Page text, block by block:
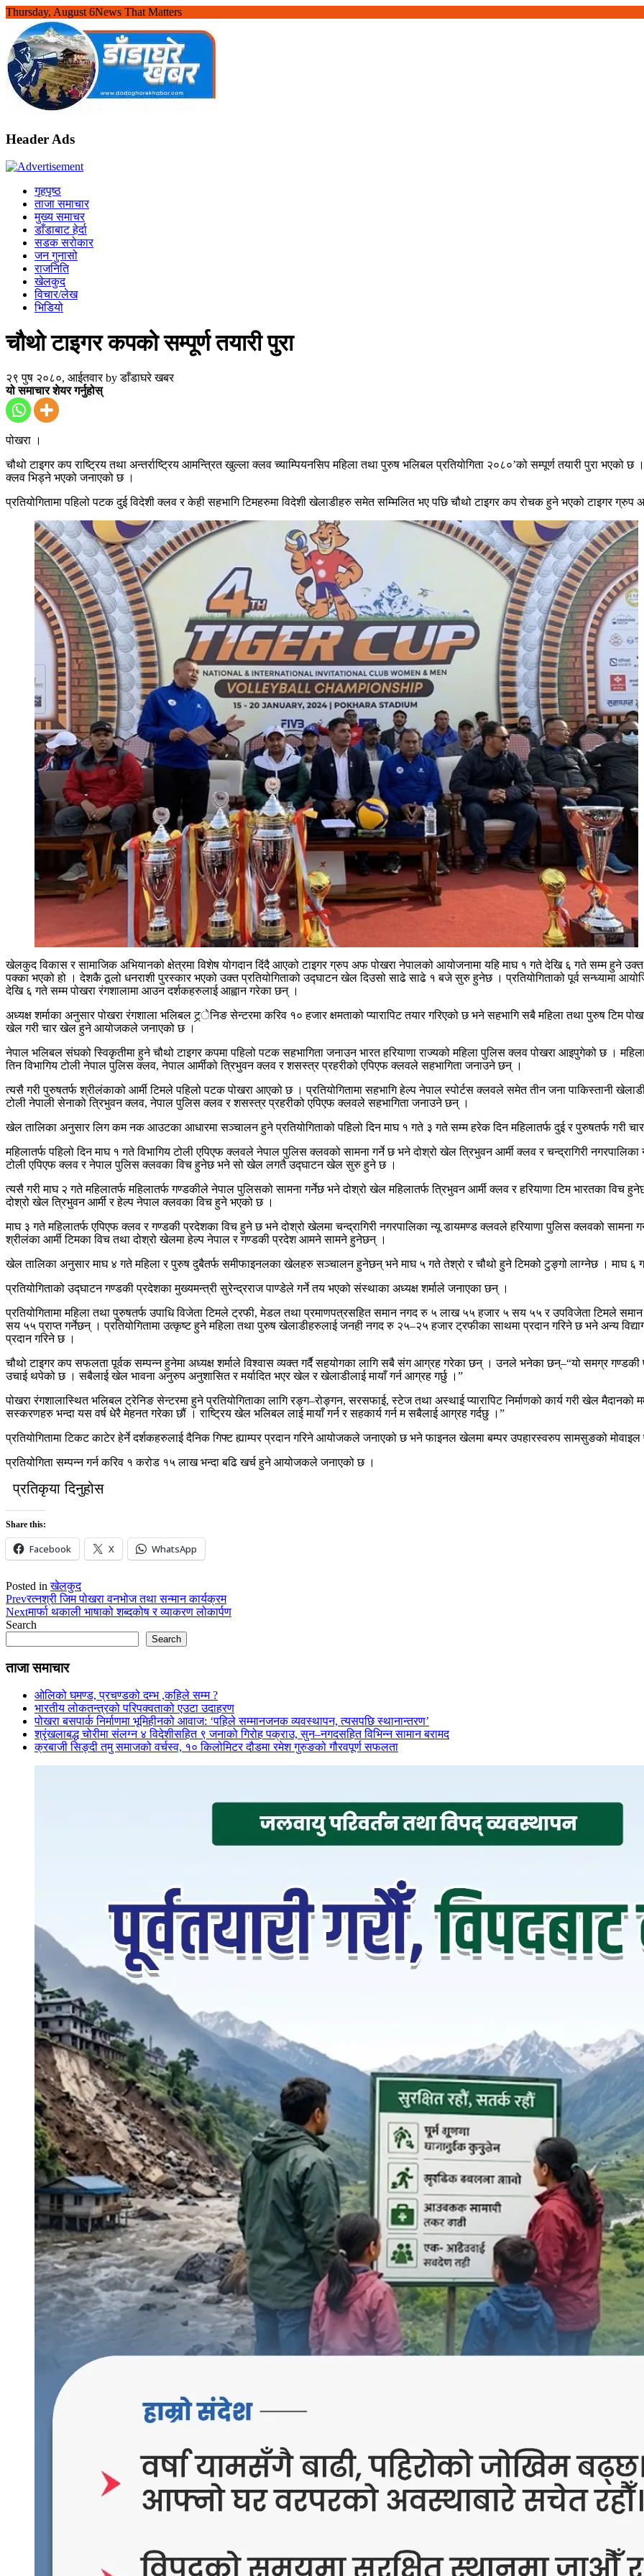
Skip
content
Thursday, August 6News That Matters
Header Ads
गृहपृष्ठ
ताजा समाचार
मुख्य समाचर
डाँडाबाट हेर्दा
सडक सरोकार
जन गुनासो
राजनिति
खेलकुद
विचार/लेख
भिडियो
चौथो टाइगर कपको सम्पूर्ण तयारी पुरा
२९ पुष २०८०, आईतवारbyडाँडाघरे खबर
यो समाचार शेयर गर्नुहोस्
पोखरा ।
चौथो टाइगर कप राष्ट्रिय तथा अन्तर्राष्ट्रिय आमन्त्रित खुल्ला क्लव च्याम्पियनसिप महिला तथा पुरुष भलिबल प्रतियोगिता २०८०’को सम्पूर्ण तयारी पुरा
क्लव भिड्ने भएको जनाएको छ ।
प्रतियोगितामा पहिलो पटक दुई विदेशी क्लव र केही सहभागि टिमहरुमा विदेशी खेलाडीहरु समेत सम्मिलित भए पछि चौथो टाइगर कप रोचक हुने भएको टाइगर ग्रुप
खेलकुद विकास र सामाजिक अभियानको क्षेत्रमा विशेष योगदान दिंदै आएको टाइगर ग्रुप अफ पोखरा नेपालको आयोजनामा यहि माघ १ गते देखि ६ गते सम्म हुने
पक्का भएको हो । देशकै ठूलो धनराशी पुरस्कार भएको उक्त प्रतियोगिताको उद्घाटन खेल दिउसो साढे साढे १ बजे सुरु हुनेछ । प्रतियोगिताको पूर्व सन्ध्यामा
देखि ६ गते सम्म पोखरा रंगशालामा आउन दर्शकहरुलाई आह्वान गरेका छन् ।
अध्यक्ष शर्माका अनुसार पोखरा रंगशाला भलिबल ट्र्ेनिङ सेन्टरमा करिव १० हजार क्षमताको प्यारापिट तयार गरिएको छ भने सहभागि सबै महिला तथा पुरुष
खेल गरी चार खेल हुने आयोजकले जनाएको छ ।
नेपाल भलिबल संघको स्विकृतीमा हुने चौथो टाइगर कपमा पहिलो पटक सहभागिता जनाउन भारत हरियाणा राज्यको महिला पुलिस क्लव पोखरा आइपुगेको छ ।
तिन विभागिय टोली नेपाल पुलिस क्लव, नेपाल आर्मीको त्रिभुवन क्लव र शसस्त्र प्रहरीको एपिएफ क्लवले सहभागिता जनाउने छन् ।
त्यसै गरी पुरुषतर्फ श्रीलंकाको आर्मी टिमले पहिलो पटक पोखरा आएको छ । प्रतियोगितामा सहभागि हेल्प नेपाल स्पोर्टस क्लवले समेत तीन जना पाकिस्तानी
टोली नेपाली सेनाको त्रिभुवन क्लव, नेपाल पुलिस क्लव र शसस्त्र प्रहरीको एपिएफ क्लवले सहभागिता जनाउने छन् ।
खेल तालिका अनुसार लिग कम नक आउटका आधारमा सञ्चालन हुने प्रतियोगिताको पहिलो दिन माघ १ गते ३ गते सम्म हरेक दिन महिलातर्फ दुई र पुरुषतर्फ गरी
महिलातर्फ पहिलो दिन माघ १ गते विभागिय टोली एपिएफ क्लवले नेपाल पुलिस क्लवको सामना गर्ने छ भने दोश्रो खेल त्रिभुवन आर्मी क्लव र चन्द्रागिरी
टोली एपिएफ क्लव र नेपाल पुलिस क्लवका विच हुनेछ भने सो खेल लगतै उद्घाटन खेल सुरु हुने छ ।
त्यसै गरी माघ २ गते महिलातर्फ महिलातर्फ गण्डकीले नेपाल पुलिसको सामना गर्नेछ भने दोश्रो खेल महिलातर्फ त्रिभुवन आर्मी क्लव र हरियाणा टिम भारतका
दोश्रो खेल त्रिभुवन आर्मी र हेल्प नेपाल क्लवका विच हुने भएको छ ।
माघ ३ गते महिलातर्फ एपिएफ क्लव र गण्डकी प्रदेशका विच हुने छ भने दोश्रो खेलमा चन्द्रागिरी नगरपालिका न्यू डायमण्ड क्लवले हरियाणा पुलिस क्लवको
श्रीलंका आर्मी टिमका विच तथा दोश्रो खेलमा हेल्प नेपाल र गण्डकी प्रदेश आमने सामने हुनेछन् ।
खेल तालिका अनुसार माघ ४ गते महिला र पुरुष दुबैतर्फ समीफाइनलका खेलहरु सञ्चालन हुनेछन् भने माघ ५ गते तेश्रो र चौथो हुने टिमको टुङ्गो लाग्नेछ । माघ
प्रतियोगिताको उद्घाटन गण्डकी प्रदेशका मुख्यमन्त्री सुरेन्द्रराज पाण्डेले गर्ने तय भएको संस्थाका अध्यक्ष शर्माले जनाएका छन् ।
प्रतियोगितामा महिला तथा पुरुषतर्फ उपाधि विजेता टिमले ट्रफी, मेडल तथा प्रमाणपत्रसहित समान नगद रु ५ लाख ५५ हजार ५ सय ५५ र उपविजेता टिमले
सय ५५ प्राप्त गर्नेछन् । प्रतियोगितामा उत्कृष्ट हुने महिला तथा पुरुष खेलाडीहरुलाई जनही नगद रु २५–२५ हजार ट्रफीका साथमा प्रदान गरिने छ भने अन्य
प्रदान गरिने छ ।
चौथो टाइगर कप सफलता पूर्वक सम्पन्न हुनेमा अध्यक्ष शर्माले विश्वास व्यक्त गर्दै सहयोगका लागि सबै संग आग्रह गरेका छन् । उनले भनेका छन्–“यो समग्र
उचाई थपेको छ । सबैलाई खेल भावना अनुरुप अनुशासित र मर्यादित भएर खेल र खेलाडीलाई मायाँ गर्न आग्रह गर्छु ।”
पोखरा रंगशालास्थित भलिबल ट्रेनिङ सेन्टरमा हुने प्रतियोगिताका लागि रङ्ग–रोङ्गन, सरसफाई, स्टेज तथा अस्थाई प्यारापिट निर्माणको कार्य गरी खेल मैदानको
सस्करणहरु भन्दा यस वर्ष धेरै मेहनत गरेका छौं । राष्ट्रिय खेल भलिबल लाई मायाँ गर्न र सहकार्य गर्न म सबैलाई आग्रह गर्दछु ।”
प्रतियोगितामा टिकट काटेर हेर्ने दर्शकहरुलाई दैनिक गिफ्ट ह्याम्पर प्रदान गरिने आयोजकले जनाएको छ भने फाइनल खेलमा बम्पर उपहारस्वरुप सामसुङको
प्रतियोगिता सम्पन्न गर्न करिव १ करोड १५ लाख भन्दा बढि खर्च हुने आयोजकले जनाएको छ ।
प्रतिकृया दिनुहोस
Share this:
Facebook X WhatsApp
Posted inखेलकुद
Prevरत्नश्री जिम पोखरा वनभोज तथा सन्मान कार्यक्रम
Nextमार्फा थकाली भाषाको शब्दकोष र व्याकरण लोकार्पण
Search
Search
ताजा समाचार
ओलिको घमण्ड, प्रचण्डको दम्भ ,कहिले सम्म ?
भारतीय लोकतन्त्रको परिपक्वताको एउटा उदाहरण
पोखरा बसपार्क निर्माणमा भूमिहीनको आवाज: ‘पहिले सम्मानजनक व्यवस्थापन, त्यसपछि स्थानान्तरण’
श्रृंखलाबद्ध चोरीमा संलग्न ४ विदेशीसहित ९ जनाको गिरोह पक्राउ, सुन–नगदसहित विभिन्न सामान बरामद
क्रबाजी सिङ्दी तमु समाजको वर्चस्व, १० किलोमिटर दौडमा रमेश गुरुङको गौरवपूर्ण सफलता